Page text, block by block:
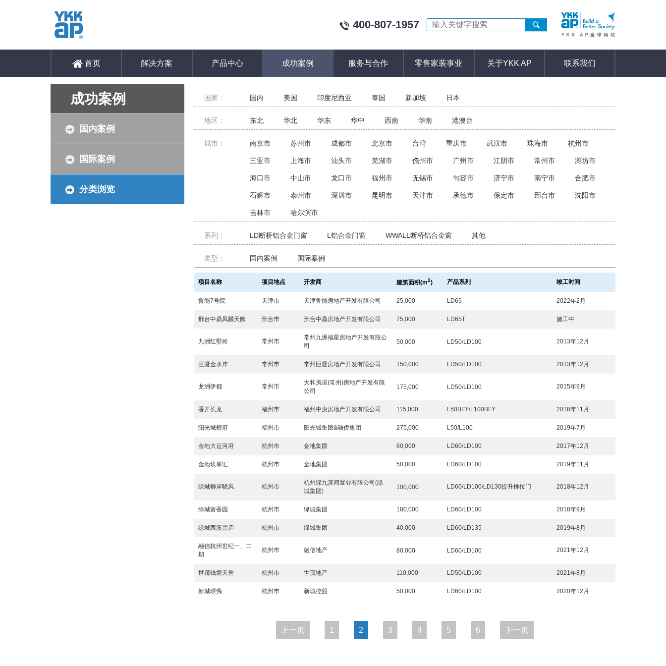
400-807-1957
首页 解决方案 产品中心 成功案例 服务与合作 零售家装事业 关于YKK AP 联系我们
成功案例
国内案例
国际案例
分类浏览
国家： 国内 美国 印度尼西亚 泰国 新加坡 日本
地区： 东北 华北 华东 华中 西南 华南 港澳台
城市： 南京市 苏州市 成都市 北京市 台湾 重庆市 武汉市 珠海市 杭州市
三亚市 上海市 汕头市 芜湖市 儋州市 广州市 江阴市 常州市 潍坊市
海口市 中山市 龙口市 福州市 无锡市 句容市 济宁市 南宁市 合肥市
石狮市 泰州市 深圳市 昆明市 天津市 承德市 保定市 邢台市 沈阳市
吉林市 哈尔滨市
系列： LD断桥铝合金门窗 L铝合金门窗 WWALL断桥铝合金窗 其他
类型： 国内案例 国际案例
项目名称 项目地点 开发商 建筑面积(m2) 产品系列 竣工时间
鲁能7号院 天津市 天津鲁能房地产开发有限公司 25,000 LD65 2022年2月
邢台中鼎凤麟天阙 邢台市 邢台中鼎房地产开发有限公司 75,000 LD65T 施工中
九洲红墅岭 常州市
常州九洲福星房地产开发有限公
司
50,000 LD50/LD100 2013年12月
巨凝金水岸 常州市 常州巨凝房地产开发有限公司 150,000 LD50/LD100 2013年12月
龙洲伊都 常州市
大和房屋(常州)房地产开发有限
公司
175,000 LD50/LD100 2015年9月
香开长龙 福州市 福州中庚房地产开发有限公司 115,000 L50BFY/L100BFY 2018年11月
阳光城檀府 福州市 阳光城集团&融侨集团 275,000 L50/L100 2019年7月
金地大运河府 杭州市 金地集团 60,000 LD60/LD100 2017年12月
金地玖峯汇 杭州市 金地集团 50,000 LD60/LD100 2019年11月
绿城柳岸晓风 杭州市
杭州绿九滨闻置业有限公司(绿
城集团)
100,000 LD60/LD100/LD130提升推拉门 2018年12月
绿城留香园 杭州市 绿城集团 180,000 LD60/LD100 2018年9月
绿城西溪雲庐 杭州市 绿城集团 40,000 LD60/LD135 2019年8月
融信杭州世纪一、二
期
杭州市 融信地产 80,000 LD60/LD100 2021年12月
世茂钱塘天誉 杭州市 世茂地产 110,000 LD50/LD100 2021年8月
新城璟隽 杭州市 新城控股 50,000 LD60/LD100 2020年12月
上一页 1 2 3 4 5 6 下一页